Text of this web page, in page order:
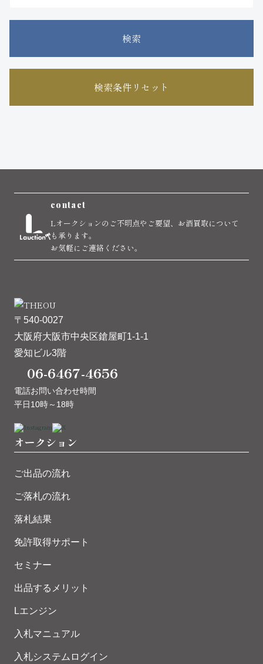
検索
検索条件リセット
contact
Lオークションのご不明点やご要望、お酒買取について
も承ります。
お気軽にご連絡ください。
〒540-0027
大阪府大阪市中央区鎗屋町1-1-1
愛知ビル3階
06-6467-4656
電話お問い合わせ時間
平日10時～18時
オークション
ご出品の流れ
ご落札の流れ
落札結果
免許取得サポート
セミナー
出品するメリット
Lエンジン
入札マニュアル
入札システムログイン